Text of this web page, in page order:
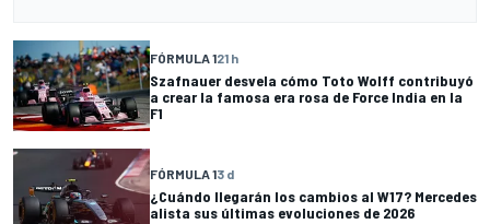
FÓRMULA 121 h
Szafnauer desvela cómo Toto Wolff contribuyó
a crear la famosa era rosa de Force India en la
F1
FÓRMULA 13 d
¿Cuándo llegarán los cambios al W17? Mercedes
alista sus últimas evoluciones de 2026